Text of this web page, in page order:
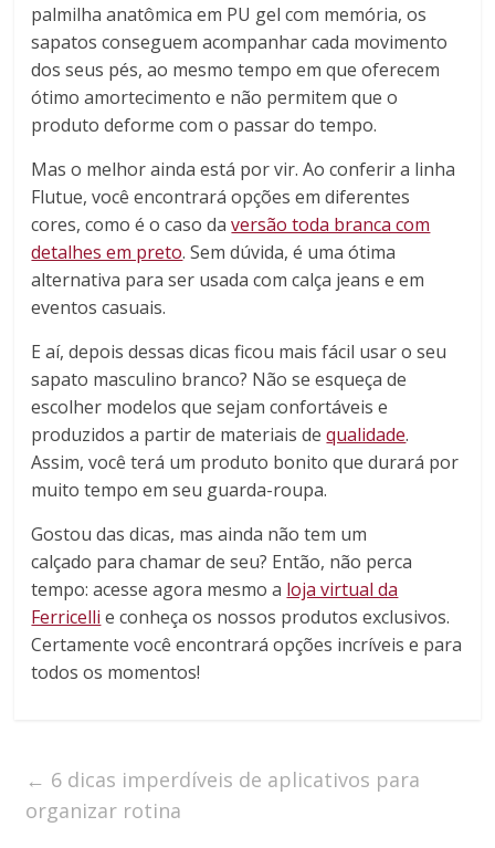
palmilha anatômica em PU gel com memória, os
sapatos conseguem acompanhar cada movimento
dos seus pés, ao mesmo tempo em que oferecem
ótimo amortecimento e não permitem que o
produto deforme com o passar do tempo.
Mas o melhor ainda está por vir. Ao conferir a linha
Flutue, você encontrará opções em diferentes
cores, como é o caso daversão toda branca com
detalhes em preto. Sem dúvida, é uma ótima
alternativa para ser usada com calça jeans e em
eventos casuais.
E aí, depois dessas dicas ficou mais fácil usar o seu
sapato masculino branco? Não se esqueça de
escolher modelos que sejam confortáveis e
produzidos a partir de materiais dequalidade.
Assim, você terá um produto bonito que durará por
muito tempo em seu guarda-roupa.
Gostou das dicas, mas ainda não tem um
calçado para chamar de seu? Então, não perca
tempo: acesse agora mesmo a loja virtual da
Ferricelli e conheça os nossos produtos exclusivos.
Certamente você encontrará opções incríveis e para
todos os momentos!
← 6 dicas imperdíveis de aplicativos para
organizar rotina